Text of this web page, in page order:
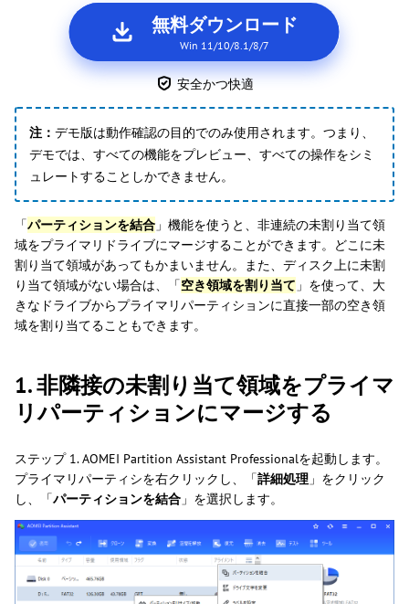
無料ダウンロード
Win 11/10/8.1/8/7
安全かつ快適
注： デモ版は動作確認の目的でのみ使用されます。つまり、
デモでは、すべての機能をプレビュー、すべての操作をシミ
ュレートすることしかできません。
「パーティションを結合 」機能を使うと、非連続の未割り当て領
域をプライマリドライブにマージすることができます。どこに未
割り当て領域があってもかまいません。また、ディスク上に未割
り当て領域がない場合は、「空き領域を割り当て 」を使って、大
きなドライブからプライマリパーティションに直接一部の空き領
域を割り当てることもできます。
1. 非隣接の未割り当て領域をプライマ
リパーティションにマージする
ステップ 1. AOMEI Partition Assistant Professionalを起動します。
プライマリパーティシを右クリックし、「詳細処理 」をクリック
し、「パーティションを結合 」を選択します。